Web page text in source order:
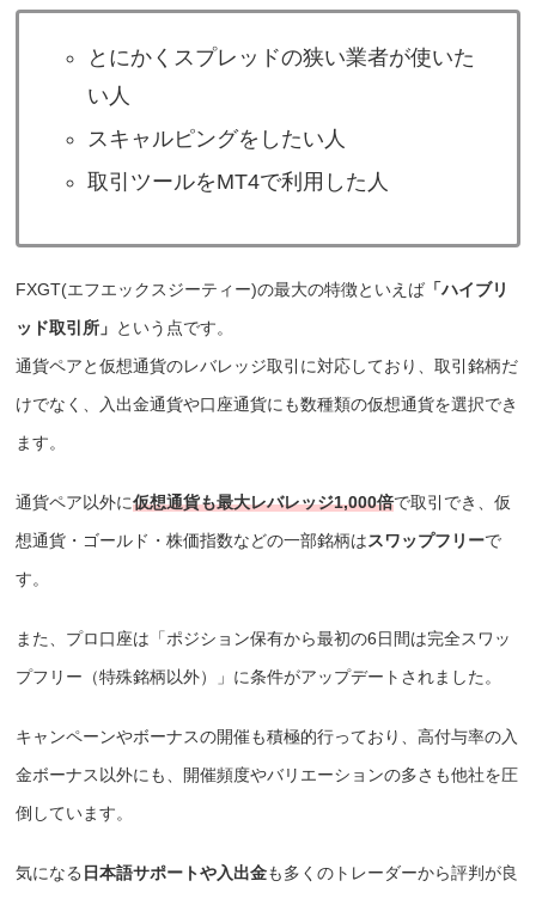
とにかくスプレッドの狭い業者が使いた
い人
スキャルピングをしたい人
取引ツールをMT4で利用した人
FXGT(エフエックスジーティー)の最大の特徴といえば 「ハイブリ
ッド取引所」 という点です。
通貨ペアと仮想通貨のレバレッジ取引に対応しており、取引銘柄だ
けでなく、入出金通貨や口座通貨にも数種類の仮想通貨を選択でき
ます。
通貨ペア以外に仮想通貨も最大レバレッジ1,000倍で取引でき、仮
想通貨・ゴールド・株価指数などの一部銘柄はスワップフリーで
す。
また、プロ口座は「ポジション保有から最初の6日間は完全スワッ
プフリー（特殊銘柄以外）」に条件がアップデートされました。
キャンペーンやボーナスの開催も積極的行っており、高付与率の入
金ボーナス以外にも、開催頻度やバリエーションの多さも他社を圧
倒しています。
気になる 日本語サポートや入出金も多くのトレーダーから評判が良